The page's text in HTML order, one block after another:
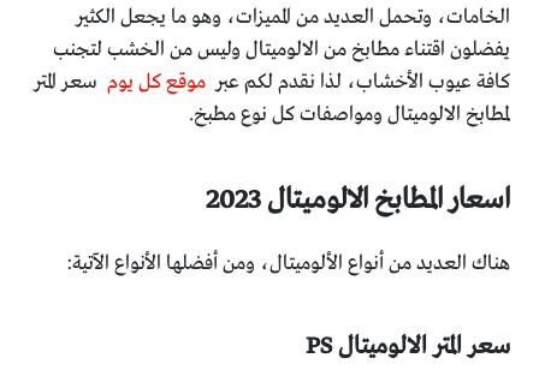
الخامات، وتحمل العديد من المميزات، وهو ما يجعل الكثير
يفضلون اقتناء مطابخ من الالوميتال وليس من الخشب لتجنب
كافة عيوب الأخشاب، لذا نقدم لكم عبر موقع كل يوم سعر المتر
لمطابخ الالوميتال ومواصفات كل نوع مطبخ.
اسعار المطابخ الالوميتال 2023
هناك العديد من أنواع الألوميتال، ومن أفضلها الأنواع الآتية:
سعر المتر الالوميتال PS